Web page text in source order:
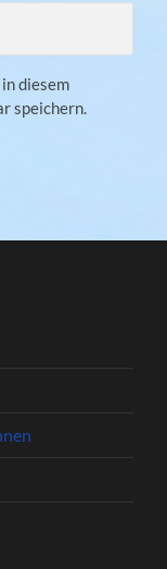
diesem
speichern.